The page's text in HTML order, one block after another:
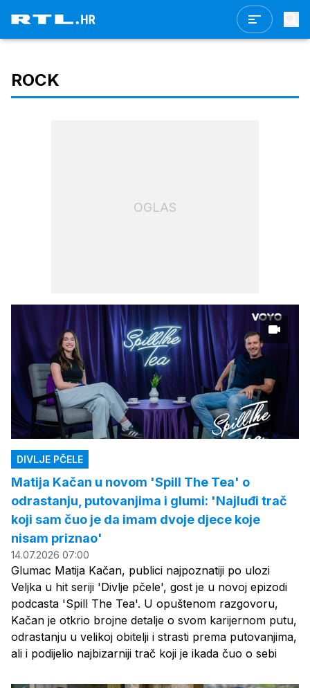
ROCK
OGLAS
DIVLJE PČELE
Matija Kačan u novom 'Spill The Tea' o
odrastanju, putovanjima i glumi: 'Najluđi trač
koji sam čuo je da imam dvoje djece koje
nisam priznao'
14.07.2026 07:00
Glumac Matija Kačan, publici najpoznatiji po ulozi
Veljka u hit seriji 'Divlje pčele', gost je u novoj epizodi
podcasta 'Spill The Tea'. U opuštenom razgovoru,
Kačan je otkrio brojne detalje o svom karijernom putu,
odrastanju u velikoj obitelji i strasti prema putovanjima,
ali i podijelio najbizarniji trač koji je ikada čuo o sebi